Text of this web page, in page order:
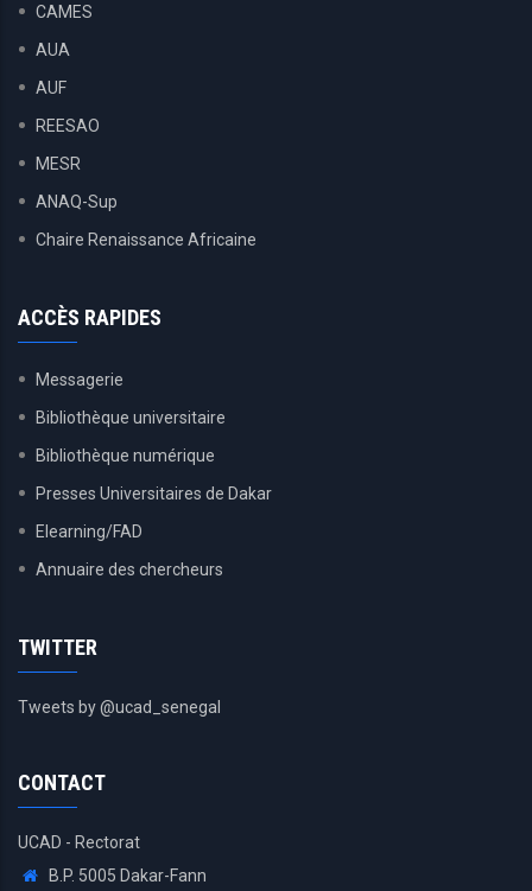
CAMES
AUA
AUF
REESAO
MESR
ANAQ-Sup
Chaire Renaissance Africaine
ACCÈS RAPIDES
Messagerie
Bibliothèque universitaire
Bibliothèque numérique
Presses Universitaires de Dakar
Elearning/FAD
Annuaire des chercheurs
TWITTER
Tweets by @ucad_senegal
CONTACT
UCAD - Rectorat
B.P. 5005 Dakar-Fann